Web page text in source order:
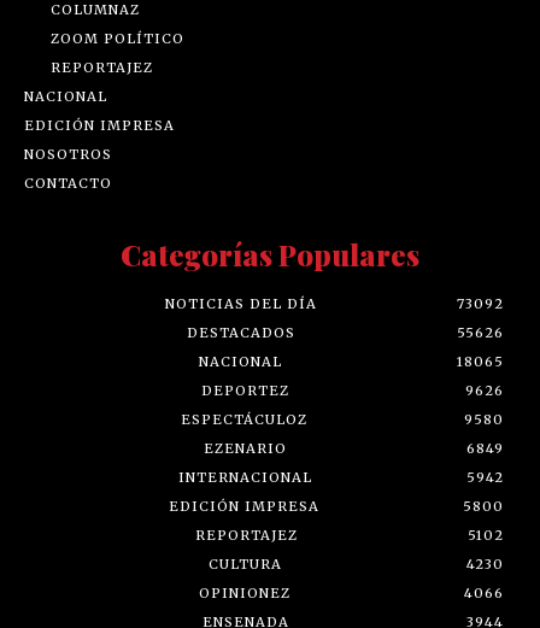
COLUMNAZ
ZOOM POLÍTICO
REPORTAJEZ
NACIONAL
EDICIÓN IMPRESA
NOSOTROS
CONTACTO
Categorías Populares
NOTICIAS DEL DÍA
73092
DESTACADOS
55626
NACIONAL
18065
DEPORTEZ
9626
ESPECTÁCULOZ
9580
EZENARIO
6849
INTERNACIONAL
5942
EDICIÓN IMPRESA
5800
REPORTAJEZ
5102
CULTURA
4230
OPINIONEZ
4066
ENSENADA
3944